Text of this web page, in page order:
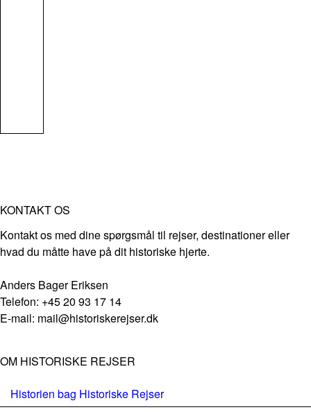
KONTAKT OS
Kontakt os med dine spørgsmål til rejser, destinationer eller
hvad du måtte have på dit historiske hjerte.
Anders Bager Eriksen
Telefon: +45 20 93 17 14
E-mail: mail@historiskerejser.dk
OM HISTORISKE REJSER
Historien bag Historiske Rejser